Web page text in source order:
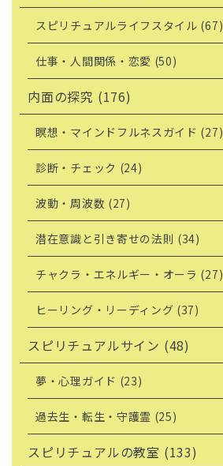
スピリチュアルライフスタイル (67)
仕事・人間関係・恋愛 (50)
内面の探究 (176)
瞑想・マインドフルネスガイド (27)
診断・チェック (24)
波動・周波数 (27)
潜在意識と引き寄せの法則 (34)
チャクラ・エネルギー・オーラ (27)
ヒーリング・リーディング (37)
スピリチュアルサイン (48)
夢・心理ガイド (23)
過去生・転生・守護霊 (25)
スピリチュアルの教室 (133)